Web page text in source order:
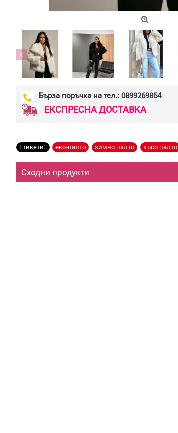
Бърза поръчка на тел.: 0899269854
ЕКСПРЕСНА ДОСТАВКА
Етикети: еко-палто зимно палто късо палто
Сходни продукти